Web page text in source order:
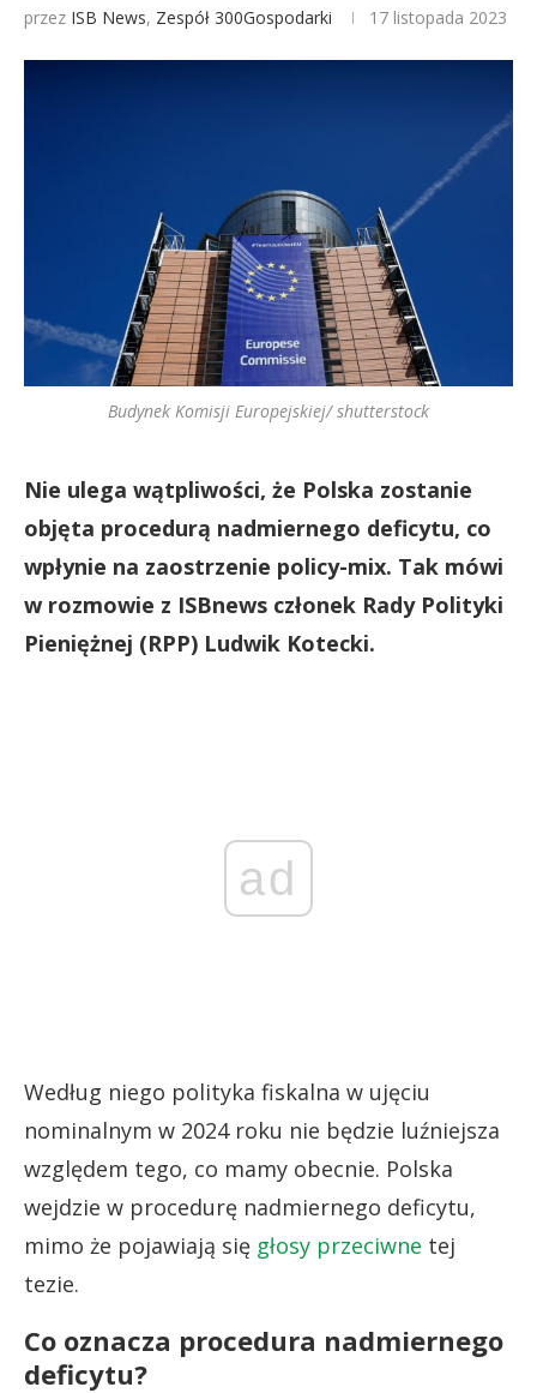
przez ISB News, Zespół 300Gospodarki 17 listopada 2023
Budynek Komisji Europejskiej/ shutterstock
Nie ulega wątpliwości, że Polska zostanie
objęta procedurą nadmiernego deficytu, co
wpłynie na zaostrzenie policy-mix. Tak mówi
w rozmowie z ISBnews członek Rady Polityki
Pieniężnej (RPP) Ludwik Kotecki.
ad
Według niego polityka fiskalna w ujęciu
nominalnym w 2024 roku nie będzie luźniejsza
względem tego, co mamy obecnie. Polska
wejdzie w procedurę nadmiernego deficytu,
mimo że pojawiają się głosy przeciwne tej
tezie.
Co oznacza procedura nadmiernego
deficytu?